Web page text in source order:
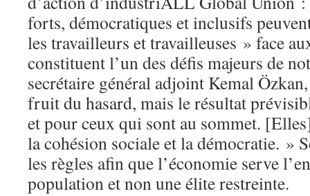
forts, démocratiques et inclusifs
les travailleurs et travailleuses » face
constituent l’un des défis majeurs de
secrétaire général adjoint Kemal
fruit du hasard, mais le résultat
et pour ceux qui sont au sommet.
la cohésion sociale et la démocratie. »
les règles afin que l’économie serve
population et non une élite restreinte.